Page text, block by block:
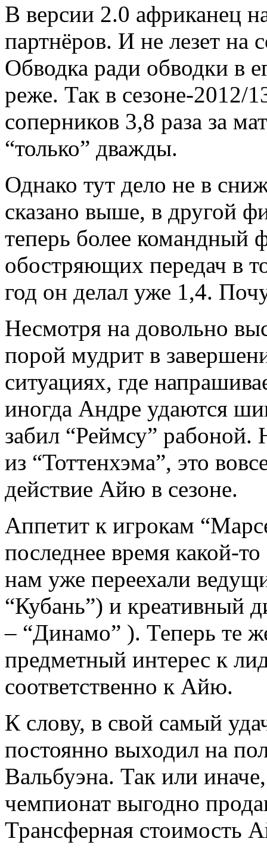
В версии 2.0 африканец
партнёров. И не лезет на
Обводка ради обводки в
реже. Так в сезоне-2012/
соперников 3,8 раза за
“только” дважды.
Однако тут дело не в
сказано выше, в другой
теперь более командный
обостряющих передач в
год он делал уже 1,4.
Несмотря на довольно
порой мудрит в
ситуациях, где
иногда Андре удаются
забил “Реймсу”
из “Тоттенхэма”, это
действие Айю в сезоне.
Аппетит к игрокам
последнее время какой-
нам уже переехали
“Кубань”) и креативный
– “Динамо” ). Теперь те
предметный интерес к
соответственно к Айю.
К слову, в свой самый
постоянно выходил на
Вальбуэна. Так или
чемпионат выгодно
Трансферная